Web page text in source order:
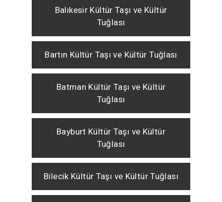
Balıkesir Kültür Taşı ve Kültür
Tuğlası
Bartın Kültür Taşı ve Kültür Tuğlası
Batman Kültür Taşı ve Kültür
Tuğlası
Bayburt Kültür Taşı ve Kültür
Tuğlası
Bilecik Kültür Taşı ve Kültür Tuğlası